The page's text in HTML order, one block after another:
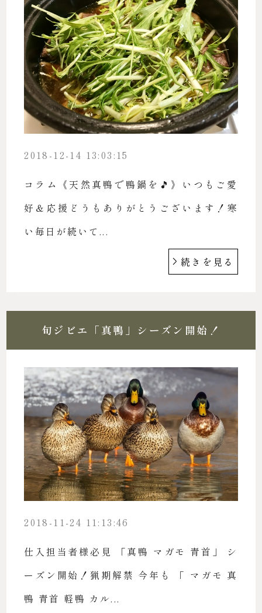
2018-12-14 13:03:15
コラム《天然真鴨で鴨鍋を🎵》いつもご愛
好＆応援どうもありがとうございます！寒
い毎日が続いて...
続きを見る
旬ジビエ「真鴨」シーズン開始！
2018-11-24 11:13:46
仕入担当者様必見 「真鴨 マガモ 青首」 シ
ーズン開始！猟期解禁 今年も 「 マガモ 真
鴨 青首 軽鴨 カル...